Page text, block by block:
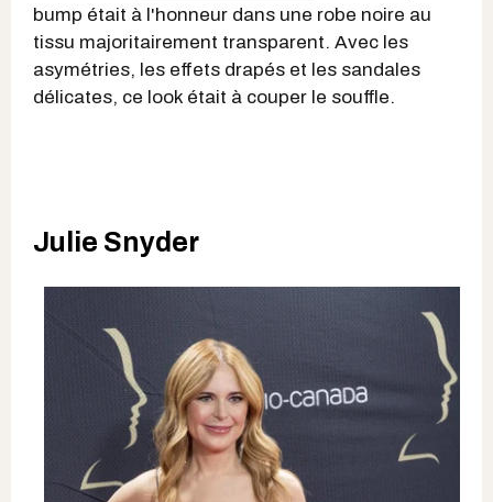
bump était à l'honneur dans une robe noire au
tissu majoritairement transparent. Avec les
asymétries, les effets drapés et les sandales
délicates, ce look était à couper le souffle.
Julie Snyder